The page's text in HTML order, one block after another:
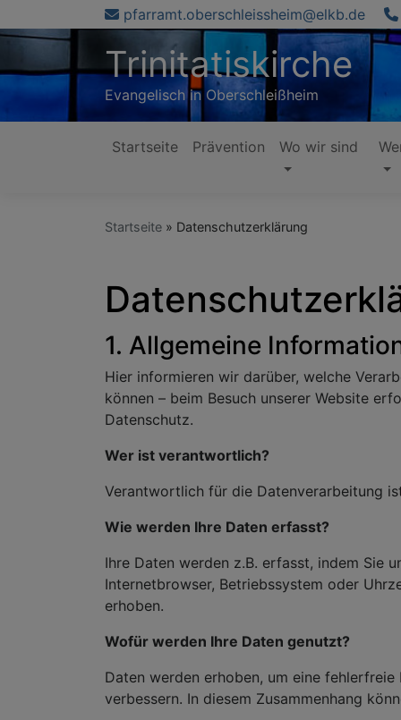
zum
pfarramt.oberschleissheim@elkb.de
Trinitatiskirche
Evangelisch in Oberschleißheim
Hauptnavigation
Startseite Prävention Wo wir sind
Startseite Datenschutzerklärung
1. Allgemeine
Hier informieren wir darüber, welche
können – beim Besuch unserer Website
Datenschutz.
Wer ist verantwortlich?
Verantwortlich für die Datenverarbeitung
Wie werden Ihre Daten erfasst?
Ihre Daten werden z.B. erfasst, indem Sie
Internetbrowser, Betriebssystem oder
erhoben.
Wofür werden Ihre Daten genutzt?
Daten werden erhoben, um eine
verbessern. In diesem Zusammenhang